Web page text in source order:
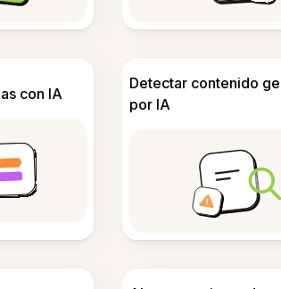
con IA
Detectar contenido
por IA